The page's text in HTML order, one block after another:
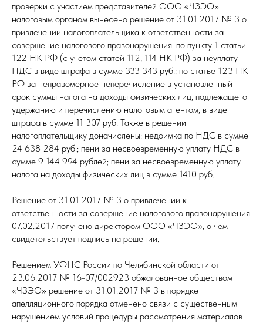
проверки с участием представителей ООО «ЧЗЭО»
налоговым органом вынесено решение от 31.01.2017 № 3 о
привлечении налогоплательщика к ответственности за
совершение налогового правонарушения: по пункту 1 статьи
122 НК РФ (с учетом статей 112, 114 НК РФ) за неуплату
НДС в виде штрафа в сумме 333 343 руб.; по статье 123 НК
РФ за неправомерное неперечисление в установленный
срок суммы налога на доходы физических лиц, подлежащего
удержанию и перечислению налоговым агентом, в виде
штрафа в сумме 11 307 руб. Также в решении
налогоплательщику доначислены: недоимка по НДС в сумме
24 638 284 руб.; пени за несвоевременную уплату НДС в
сумме 9 144 994 рублей; пени за несвоевременную уплату
налога на доходы физических лиц в сумме 1410 руб.
Решение от 31.01.2017 № 3 о привлечении к
ответственности за совершение налогового правонарушения
07.02.2017 получено директором ООО «ЧЗЭО», о чем
свидетельствует подпись на решении.
Решением УФНС России по Челябинской области от
23.06.2017 № 16-07/002923 обжалованное обществом
«ЧЗЭО» решение от 31.01.2017 № 3 в порядке
апелляционного порядка отменено связи с существенным
нарушением условий процедуры рассмотрения материалов